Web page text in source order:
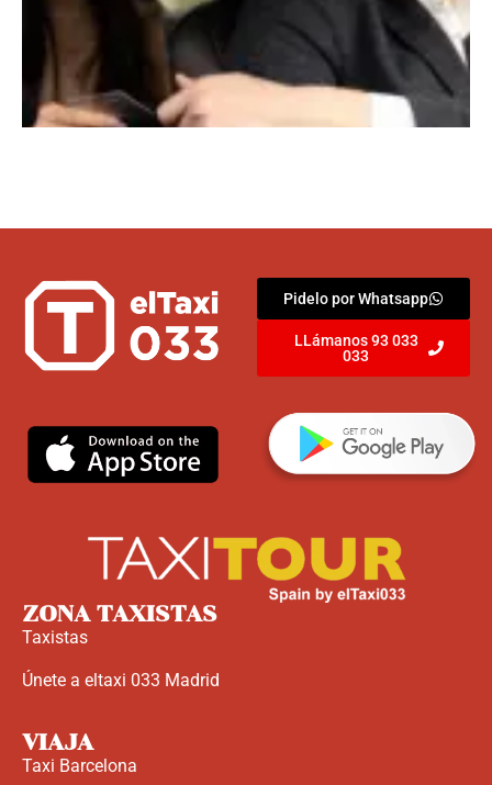
Pidelo por Whatsapp
LLámanos 93 033
033
ZONA TAXISTAS
Taxistas
Únete a eltaxi 033 Madrid
VIAJA
Taxi Barcelona